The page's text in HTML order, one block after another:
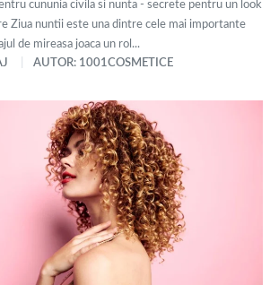
cununia civila si nunta - secrete pentru un look
Ziua nuntii este una dintre cele mai importante
de mireasa joaca un rol...
AUTOR: 1001COSMETICE